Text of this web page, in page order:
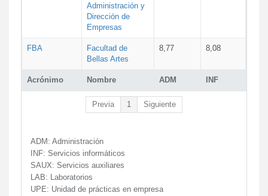
Acrónimo Nombre ADM INF
Administración y
Dirección de
Empresas
FBA
Facultad de
Bellas Artes
8,77 8,08
Previa 1 Siguiente
ADM: Administración
INF: Servicios informáticos
SAUX: Servicios auxiliares
LAB: Laboratorios
UPE: Unidad de prácticas en empresa